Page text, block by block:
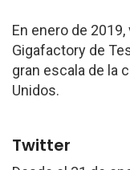
En enero de
Gigafactory de
gran escala de la
Unidos.
Twitter